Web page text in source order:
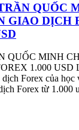
QUỐC
GIAO DỊCH
QUỐC MINH
1.000 USD
Forex của học
Forex từ 1.000